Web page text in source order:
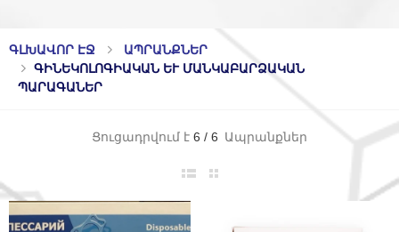
ԳԼԽԱՎՈՐ ԷՋ
ԱՊՐԱՆՔՆԵՐ
ԳԻՆԵԿՈԼՈԳԻԱԿԱՆ ԵՒ ՄԱՆԿԱԲԱՐՁԱԿԱՆ Պ
ԱՐԱԳԱՆԵՐ
Ցուցադրվում է 6 / 6 Ապրանքներ